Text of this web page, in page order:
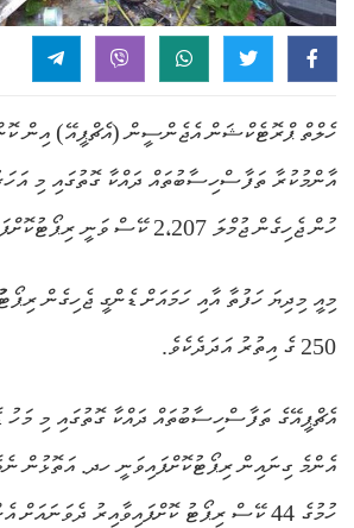
ހެލްތް ޕްރޮޓެކްޝަން އެޖެންސީން (އެޗްޕީއޭ) އިން
އާންމުކުރާ ތަފާސްހިސާބުތައް ދައްކާ ގޮތުގައި މި
ހުން ޖެހިގެން ޖުމްލަ 2،207 ކޭސް ވަނީ ރިޕޯޓުކޮށްފައި ވެއެވެ.
މިއީ މިދިޔަ ހަފުތާ އާއި ހަމައަށް ޑެންގީ ޖެހިގެން
250 ގެ އިތުރު އަދަދެކެވެ.
އެޗްޕީއޭގެ ތަފާސްހިސާބުތައް ދައްކާ ގޮތުގައި މި މަހު
އެންމެ ގިނައިން ރިޕޯޓުކޮށްފައިވަނީ ހދ. އަތޮޅުން
ހުމުގެ 44 ކޭސް ރިޕޯޓު ކޮށްފައިވާއިރު